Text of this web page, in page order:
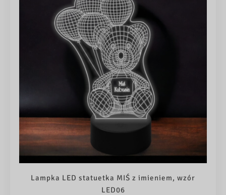
Lampka LED statuetka MIŚ z imieniem, wzór
LED06